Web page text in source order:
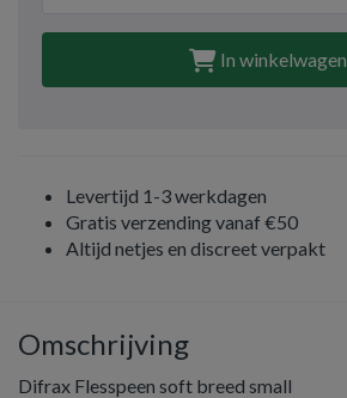
In winkelwagen
Levertijd 1-3 werkdagen
Gratis verzending vanaf €50
Altijd netjes en discreet verpakt
Omschrijving
Difrax Flesspeen soft breed small